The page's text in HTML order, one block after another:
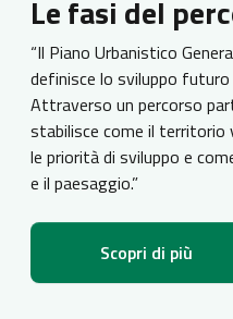
Le fasi del
“Il Piano Urbanistico
definisce lo sviluppo
Attraverso un percorso
stabilisce come il territorio
le priorità di sviluppo e
e il paesaggio.”
Scopri di più